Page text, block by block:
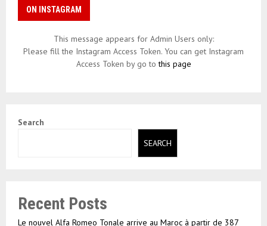
ON INSTAGRAM
This message appears for Admin Users only:
Please fill the Instagram Access Token. You can get Instagram
Access Token by go tothis page
Search
SEARCH
Recent Posts
Le nouvel Alfa Romeo Tonale arrive au Maroc à partir de 387